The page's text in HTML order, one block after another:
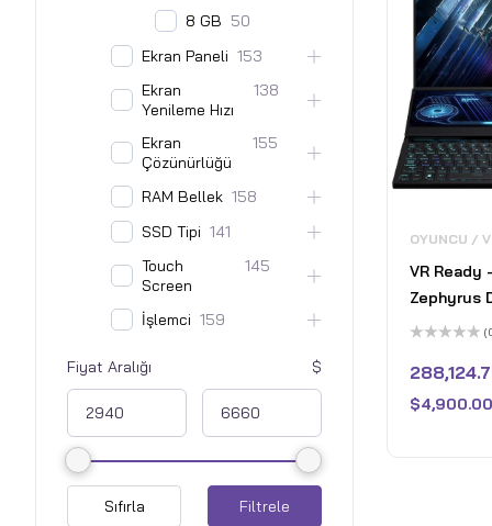
8 GB 50
Ekran Paneli 153
Ekran
Yenileme Hızı
138
Ekran
Çözünürlüğü
155
RAM Bellek 158
SSD Tipi 141
Touch
Screen
145
İşlemci 159
Fiyat Aralığı
Filtrele
Sıfırla
OYUNCU /
VR Ready
Zephyrus
IPS QHD+
Laptop -
7945HX -
üzerinden
0
aldı
$